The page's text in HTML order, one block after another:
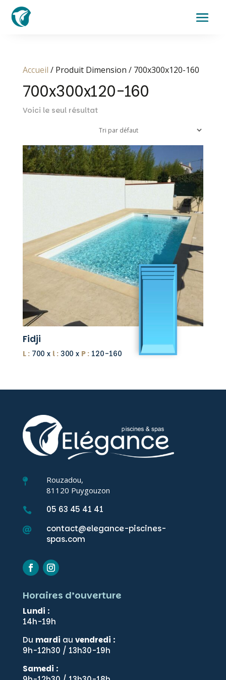
Accueil / Produit Dimension / 700x300x120-160
700x300x120-160
Voici le seul résultat
Fidji
L :700 x l :300 x P :120-160

Rouzadou,
81120 Puygouzon
 05 63 45 41 41

contact@elegance-piscines-
spas.com
Horaires d’ouverture
Lundi :
14h-19h
Du mardi au vendredi :
9h-12h30 / 13h30-19h
Samedi :